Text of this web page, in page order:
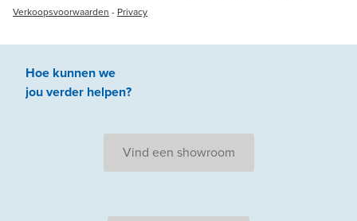
Verkoopsvoorwaarden - Privacy
Hoe kunnen we
jouverder helpen?
Vind een showroom